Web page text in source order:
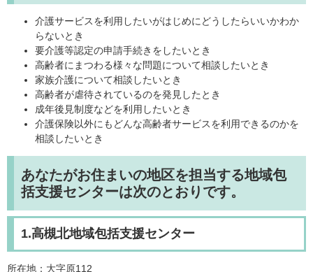
介護サービスを利用したいがはじめにどうしたらいいかわか
らないとき
要介護等認定の申請手続きをしたいとき
高齢者にまつわる様々な問題について相談したいとき
家族介護について相談したいとき
高齢者が虐待されているのを発見したとき
成年後見制度などを利用したいとき
介護保険以外にもどんな高齢者サービスを利用できるのかを
相談したいとき
あなたがお住まいの地区を担当する地域包
括支援センターは次のとおりです。
1.高槻北地域包括支援センター
所在地：大字原112